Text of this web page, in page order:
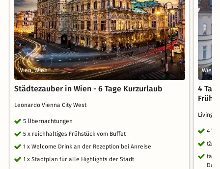
Wien, Wien
Städtezauber in Wien - 6 Tage Kurzurlaub
Leonardo Vienna City West
5 Übernachtungen
5 x reichhaltiges Frühstück vom Buffet
1 x Welcome Drink an der Rezeption bei Anreise
1 x Stadtplan für alle Highlights der Stadt
Wien,
4
Living
4